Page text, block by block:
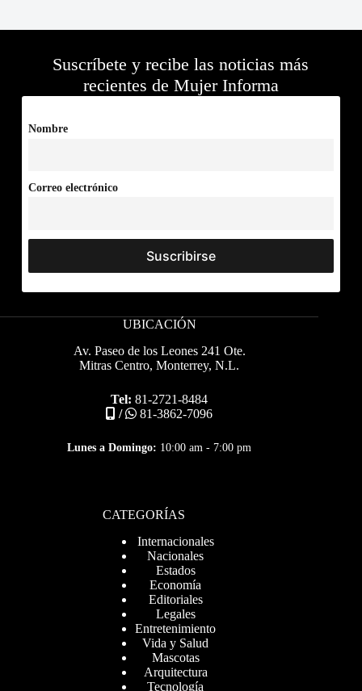
Suscríbete y recibe las noticias más
recientes de Mujer Informa
Nombre
Correo electrónico
UBICACIÓN
Av. Paseo de los Leones 241 Ote.
Mitras Centro, Monterrey, N.L.
Tel: 81-2721-8484
/
81-3862-7096
Lunes a Domingo: 10:00 am - 7:00 pm
CATEGORÍAS
Internacionales
Nacionales
Estados
Economía
Editoriales
Legales
Entretenimiento
Vida y Salud
Mascotas
Arquitectura
Tecnología